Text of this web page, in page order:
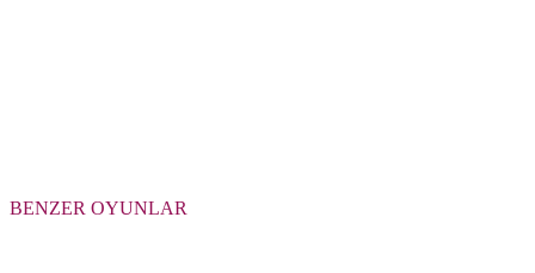
BENZER OYUNLAR